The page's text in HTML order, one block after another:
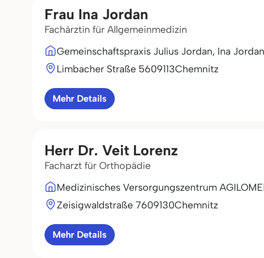
Frau Ina Jordan
Fachärztin für Allgemeinmedizin
Gemeinschaftspraxis Julius Jordan, Ina Jordan
Limbacher Straße 5609113Chemnitz
Mehr Details
Herr Dr. Veit Lorenz
Facharzt für Orthopädie
Medizinisches Versorgungszentrum
Zeisigwaldstraße 7609130Chemnitz
Mehr Details